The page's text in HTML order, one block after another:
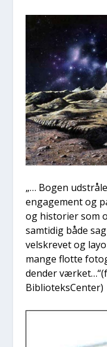
„… Bogen
enga­ge­ment og
og histo­ri­er som
sam­ti­dig både
velskre­vet og
man­ge flot­te
den­der
Bibli­o­teks­Cen­ter)